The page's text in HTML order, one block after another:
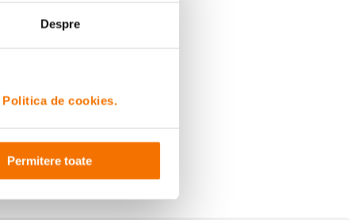
Despre
Politica de cookies.
Permitere toate